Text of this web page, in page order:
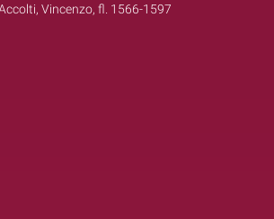
Vincenzo, fl. 1566-1597